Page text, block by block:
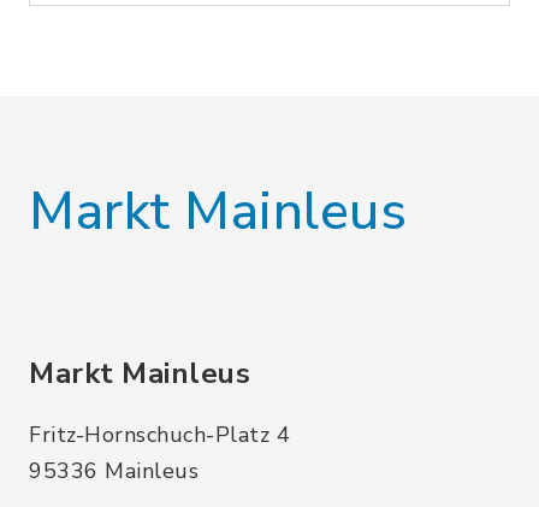
Markt Mainleus
Markt Mainleus
Fritz-Hornschuch-Platz 4
95336 Mainleus